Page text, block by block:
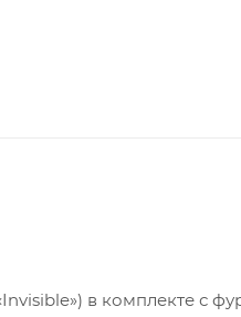
в комплекте с